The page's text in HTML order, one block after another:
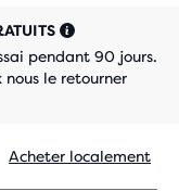
pendant 90 jours.
nous le retourner
Acheter localement